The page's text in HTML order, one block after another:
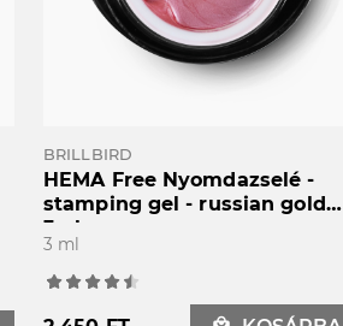
BRILLBIRD
HEMA Free Nyomdazselé -
stamping gel - russian gold
3ml
3 ml